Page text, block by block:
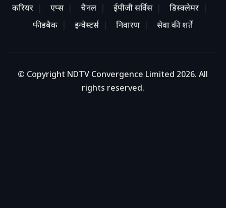
करियर
एप्स चैनल ईपीजी सर्विस
डिस्क्लेमर
फीडबैक
इन्वेस्टर्स निवारण सेवा की शर्तें
© Copyright NDTV Convergence Limited 2026. All
rights reserved.